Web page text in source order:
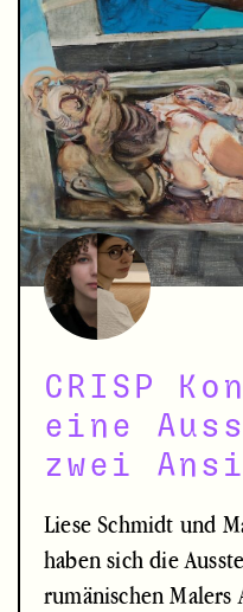
CRISP
eine
zwei
Liese Schmidt und
haben sich die
rumänischen